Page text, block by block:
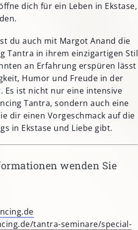
dich für ein Leben in Ekstase,
du auch mit Margot Anand die
Tantra in ihrem einzigartigen Stil
an Erfahrung erspüren lässt
Humor und Freude in der
Es ist nicht nur eine intensive
Tantra, sondern auch eine
dir einen Vorgeschmack auf die
in Ekstase und Liebe gibt.
wenden Sie
tantra-seminare/special-